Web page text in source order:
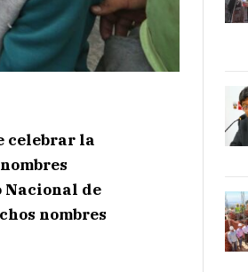
celebrar la
Nacional de
nombres